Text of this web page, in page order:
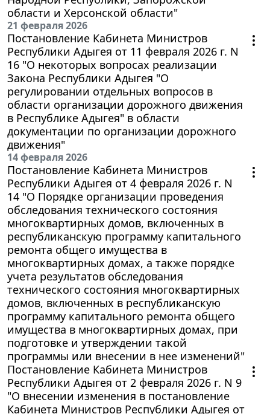
области и Херсонской области"
21 февраля 2026
Постановление Кабинета Министров
Республики Адыгея от 11 февраля 2026 г. N
16 "О некоторых вопросах реализации
Закона Республики Адыгея "О
регулировании отдельных вопросов в
области организации дорожного движения
в Республике Адыгея" в области
документации по организации дорожного
движения"
14 февраля 2026
Постановление Кабинета Министров
Республики Адыгея от 4 февраля 2026 г. N
14 "О Порядке организации проведения
обследования технического состояния
многоквартирных домов, включенных в
республиканскую программу капитального
ремонта общего имущества в
многоквартирных домах, а также порядке
учета результатов обследования
технического состояния многоквартирных
домов, включенных в республиканскую
программу капитального ремонта общего
имущества в многоквартирных домах, при
подготовке и утверждении такой
программы или внесении в нее изменений"
Постановление Кабинета Министров
Республики Адыгея от 2 февраля 2026 г. N 9
"О внесении изменения в постановление
Кабинета Министров Республики Адыгея от